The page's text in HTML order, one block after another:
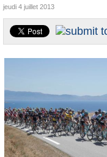
Elections européennes
La France et le Monde
Nominations et Démissions
Elections européennes
jeudi 4 juillet 2013